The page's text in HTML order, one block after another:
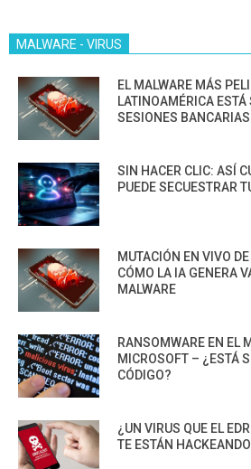
MALWARE - VIRUS
EL MALWARE MÁS
LATINOAMÉRICA ESTÁ
SESIONES
SIN HACER CLIC: ASÍ
PUEDE SECUESTRAR
MUTACIÓN EN VIVO
CÓMO LA IA GENERA
MALWARE
RANSOMWARE EN EL
MICROSOFT – ¿ESTÁ
CÓDIGO?
¿UN VIRUS QUE EL
TE ESTÁN